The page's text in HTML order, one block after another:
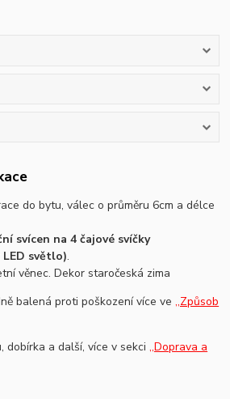
do bytu, válec o průměru 6cm a délce
svícen na 4 čajové svíčky
světlo).
věnec. Dekor staročeská zima
balená proti poškození více ve,,Způsob
dobírka a další, více v sekci,,Doprava a